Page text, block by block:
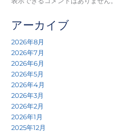
アーカイブ
2026年8月
2026年7月
2026年6月
2026年5月
2026年4月
2026年3月
2026年2月
2026年1月
2025年12月